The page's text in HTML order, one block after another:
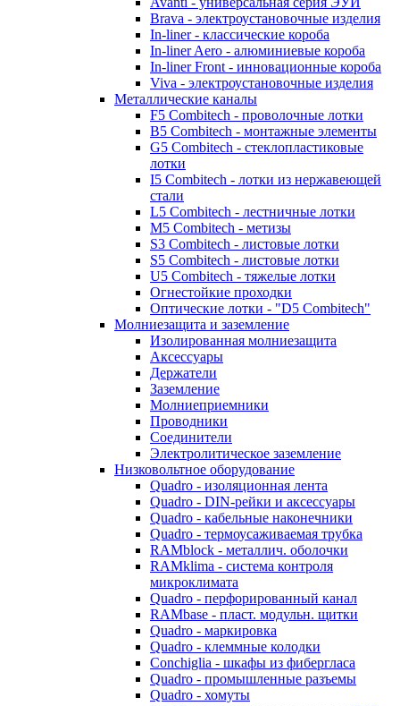
Brava - электроустановочные изделия
In-liner - классические короба
In-liner Aero - алюминиевые короба
In-liner Front - инновационные короба
Viva - электроустановочные изделия
Металлические каналы
F5 Combitech - проволочные лотки
B5 Combitech - монтажные элементы
G5 Combitech - стеклопластиковые
лотки
I5 Combitech - лотки из нержавеющей
стали
L5 Combitech - лестничные лотки
M5 Combitech - метизы
S3 Combitech - листовые лотки
S5 Combitech - листовые лотки
U5 Combitech - тяжелые лотки
Огнестойкие проходки
Оптические лотки - "D5 Combitech"
Молниезащита и заземление
Изолированная молниезащита
Аксессуары
Держатели
Заземление
Молниеприемники
Проводники
Соединители
Электролитическое заземление
Низковольтное оборудование
Quadro - изоляционная лента
Quadro - DIN-рейки и аксессуары
Quadro - кабельные наконечники
Quadro - термоусаживаемая трубка
RAMblock - металлич. оболочки
RAMklima - система контроля
микроклимата
Quadro - перфорированный канал
RAMbase - пласт. модульн. щитки
Quadro - маркировка
Quadro - клеммные колодки
Conchiglia - шкафы из фибергласа
Quadro - промышленные разъемы
Quadro - хомуты